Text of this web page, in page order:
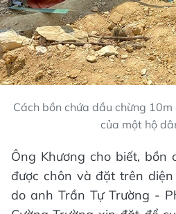
Cách bồn chứa dầu chừng
của một hộ
Ông Khương cho biết, bồn
được chôn và đặt trên
do anh Trần Tự Trường -